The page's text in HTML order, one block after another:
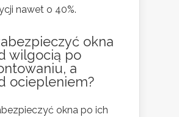
nawet o 40%.
okna
wilgocią po
a
ociepleniem?
okna po ich